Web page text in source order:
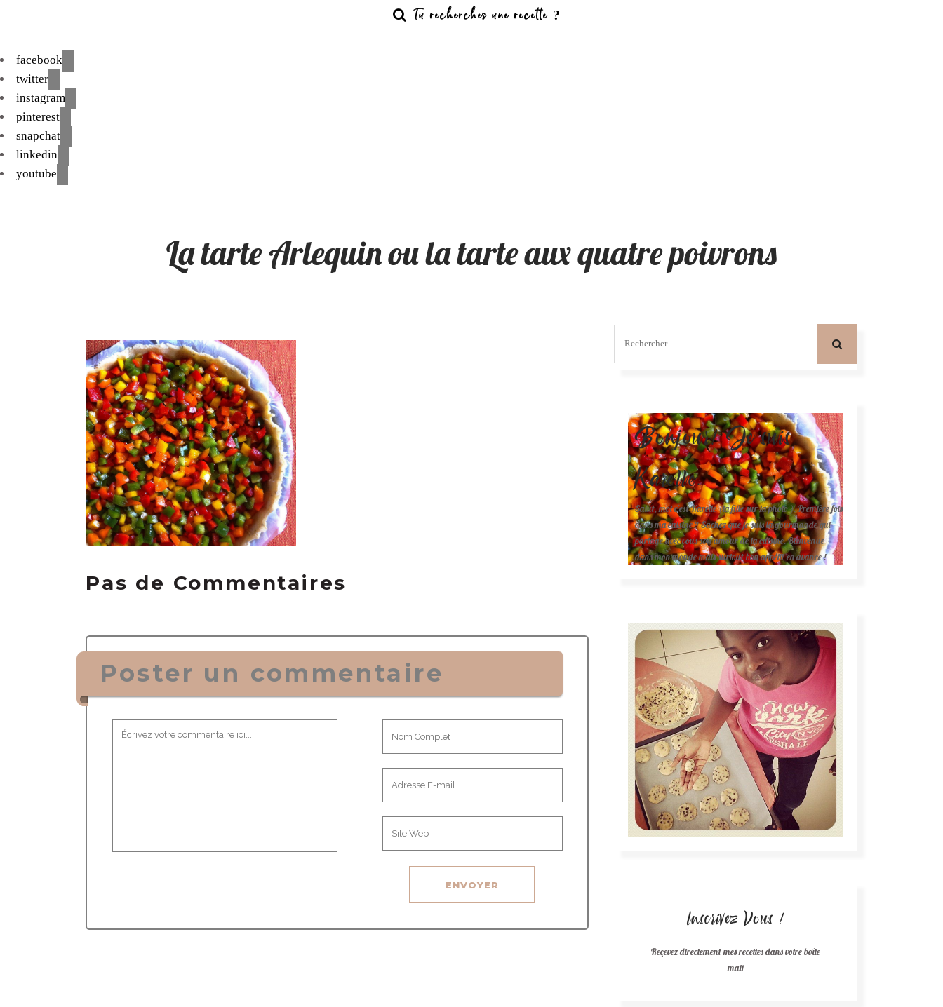
facebook
twitter
instagram
pinterest
snapchat
linkedin
youtube
La tarte Arlequin ou la tarte aux quatre poivrons
Pas de Commentaires
Poster un commentaire
Bonjour! Je suis
Karelle.
Salut, moi c'est Karelle (la fille sur la photo ). Première fois
dans ma cuisine ? Sachez que je suis la gourmande qui
partage avec vous son amour de la cuisine. Bienvenue
dans mon monde mais surtout bon appétit en avance !
Inscrivez Vous !
Reçevez directement mes recettes dans votre boîte
mail